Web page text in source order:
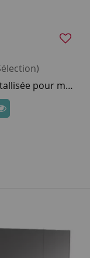
Option finition métallisée pour meuble laqué DECOTEC (10% de plus-value) - SUR DEVIS